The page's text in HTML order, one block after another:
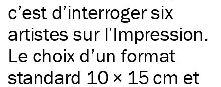
c’est d’interroger six
artistes sur l’Impression.
Le choix d’un format
standard 10 × 15 cm et